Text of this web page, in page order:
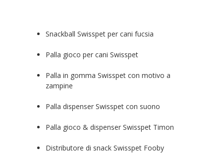
Snackball Swisspet per cani fucsia
Palla gioco per cani Swisspet
Palla in gomma Swisspet con motivo a
zampine
Palla dispenser Swisspet con suono
Palla gioco & dispenser Swisspet Timon
Distributore di snack Swisspet Fooby